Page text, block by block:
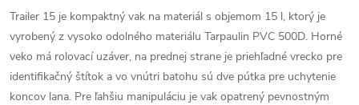
Trailer 15 je kompaktný vak na materiál s objemom 15 l, ktorý je
vyrobený z vysoko odolného materiálu Tarpaulin PVC 500D. Horné
veko má rolovací uzáver, na prednej strane je priehľadné vrecko pre
identifikačný štítok a vo vnútri batohu sú dve pútka pre uchytenie
koncov lana. Pre ľahšiu manipuláciu je vak opatrený pevnostným